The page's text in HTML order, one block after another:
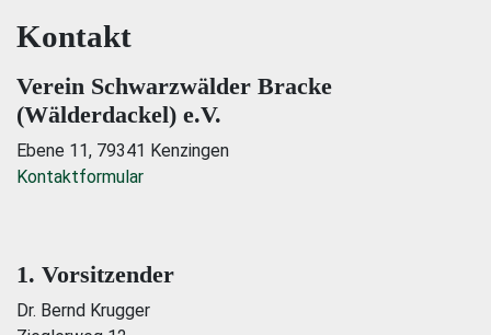
Kontakt
Verein Schwarzwälder Bracke
(Wälderdackel) e.V.
Ebene 11, 79341 Kenzingen
Kontaktformular
1. Vorsitzender
Dr. Bernd Krugger